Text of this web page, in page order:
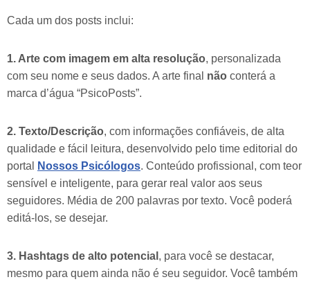
Cada um dos posts inclui:
1. Arte com imagem em alta resolução, personalizada
com seu nome e seus dados. A arte final não conterá a
marca d’água “PsicoPosts”.
2. Texto/Descrição, com informações confiáveis, de alta
qualidade e fácil leitura, desenvolvido pelo time editorial do
portal
Nossos Psicólogos. Conteúdo profissional, com teor
sensível e inteligente, para gerar real valor aos seus
seguidores. Média de 200 palavras por texto. Você poderá
editá-los, se desejar.
3. Hashtags de alto potencial , para você se destacar,
mesmo para quem ainda não é seu seguidor. Você também